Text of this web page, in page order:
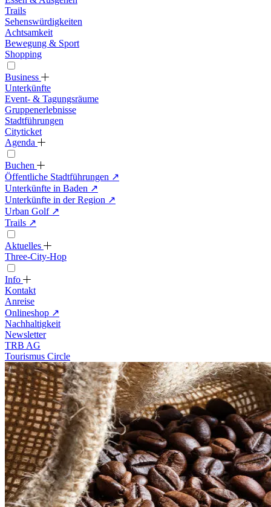
Trails
Sehenswürdigkeiten
Achtsamkeit
Bewegung & Sport
Shopping
Business
Unterkünfte
Event- & Tagungsräume
Gruppenerlebnisse
Stadtführungen
Cityticket
Agenda
Buchen
Öffentliche Stadtführungen ↗
Unterkünfte in Baden ↗
Unterkünfte in der Region ↗
Urban Golf ↗
Trails ↗
Aktuelles
Three-City-Hop
Info
Kontakt
Anreise
Onlineshop ↗
Nachhaltigkeit
Newsletter
TRB AG
Tourismus Circle